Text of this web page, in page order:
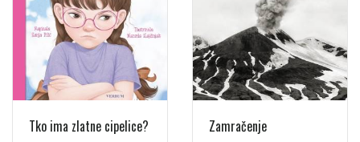
Tko ima zlatne cipelice? Zamračenje